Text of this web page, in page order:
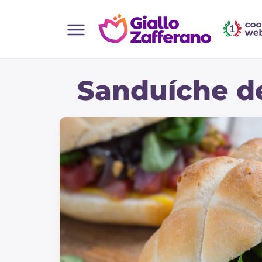
Todas as receitas
Pratos principais
Bebidas e refrescos
Sobremesas
Acompanhamentos
Pizzas e focaccia
Sanduíche